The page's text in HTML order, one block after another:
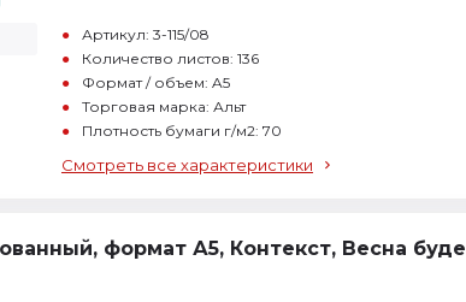
Артикул: 3-115/08
Количество листов: 136
Формат / объем: A5
Торговая марка: Альт
Плотность бумаги г/м2: 70
Смотреть все характеристики
формат А5, Контекст, Весна